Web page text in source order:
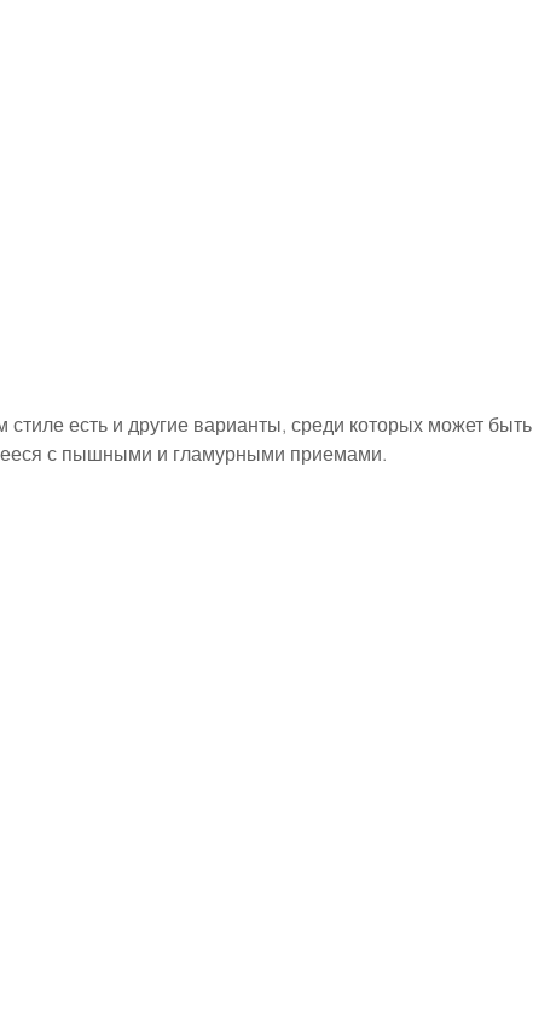
стиле есть и другие варианты, среди которых может быть
с пышными и гламурными приемами.